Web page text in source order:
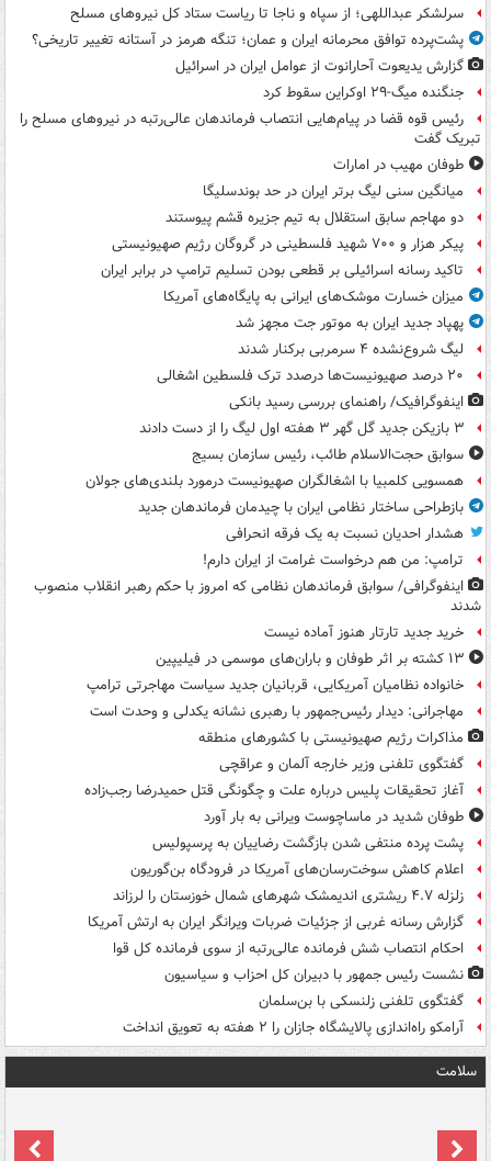
سرلشکر عبداللهی؛ از سپاه و ناجا تا ریاست ستاد کل نیروهای مسلح
پشت‌پرده توافق محرمانه ایران و عمان؛ تنگه هرمز در آستانه تغییر تاریخی؟
گزارش یدیعوت آحارانوت از عوامل ایران در اسرائیل
جنگنده میگ-۲۹ اوکراین سقوط کرد
رئیس قوه قضا در پیام‌هایی انتصاب‌ فرماندهان عالی‌رتبه در نیروهای مسلح را
تبریک گفت
طوفان مهیب در امارات
میانگین سنی لیگ برتر ایران در حد بوندسلیگا
دو مهاجم سابق استقلال به تیم جزیره قشم پیوستند
پیکر هزار و ۷۰۰ شهید فلسطینی در گروگان رژیم صهیونیستی
تاکید رسانه اسرائیلی بر قطعی بودن تسلیم ترامپ در برابر ایران
میزان خسارت موشک‌های ایرانی به پایگاه‌های آمریکا
پهپاد جدید ایران به موتور جت مجهز شد
لیگ شروع‌نشده ۴ سرمربی برکنار شدند
۲۰ درصد صهیونیست‌ها درصدد ترک فلسطین اشغالی
اینفوگرافیک/ راهنمای بررسی رسید بانکی
۳ بازیکن جدید گل گهر ۳ هفته اول لیگ را از دست دادند
سوابق حجت‌الاسلام طائب، رئیس سازمان بسیج
همسویی کلمبیا با اشغالگران صهیونیست درمورد بلندی‌های جولان
بازطراحی ساختار نظامی ایران با چیدمان فرماندهان جدید
هشدار احدیان نسبت به یک فرقه انحرافی
ترامپ: من هم درخواست غرامت از ایران دارم!
اینفوگرافی/ سوابق فرماندهان نظامی که امروز با حکم رهبر انقلاب منصوب
شدند
خرید جدید تارتار هنوز آماده نیست
۱۳ کشته بر اثر طوفان و باران‌های موسمی در فیلیپین
خانواده نظامیان آمریکایی، قربانیان جدید سیاست مهاجرتی ترامپ
مهاجرانی: دیدار رئیس‌جمهور با رهبری نشانه یکدلی و وحدت است
مذاکرات رژیم صهیونیستی با کشورهای منطقه
گفتگوی تلفنی وزیر خارجه آلمان و عراقچی
آغاز تحقیقات پلیس درباره علت و چگونگی قتل حمیدرضا رجب‌زاده
طوفان شدید در ماساچوست ویرانی به بار آورد
پشت پرده منتفی شدن بازگشت رضاییان به پرسپولیس
اعلام کاهش سوخت‌رسان‌های آمریکا در فرودگاه بن‌گوریون
زلزله ۴.۷ ریشتری اندیمشک شهرهای شمال خوزستان را لرزاند
گزارش رسانه غربی از جزئیات ضربات ویرانگر ایران به ارتش آمریکا
احکام انتصاب شش فرمانده عالی‌رتبه از سوی فرمانده کل قوا
نشست رئیس جمهور با دبیران کل احزاب و سیاسیون
گفتگوی تلفنی زلنسکی با بن‌سلمان
آرامکو راه‌اندازی پالایشگاه جازان را ۲ هفته به تعویق انداخت
سلامت